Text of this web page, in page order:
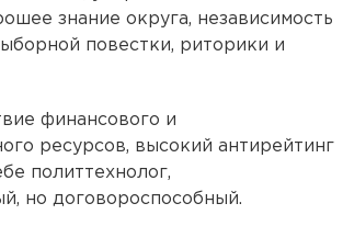
знание округа, независимость
повестки, риторики и
финансового и
ресурсов, высокий антирейтинг
политтехнолог,
но договороспособный.